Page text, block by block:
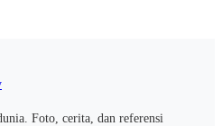
Foto, cerita, dan referensi